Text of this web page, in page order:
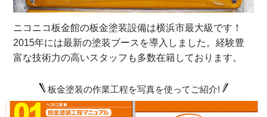
ニコニコ板金館の板金塗装設備は横浜市最大級です！
2015年には最新の塗装ブースを導入しました。経験豊
富な技術力の高いスタッフも多数在籍しております。
板金塗装の作業工程を写真を使ってご紹介!